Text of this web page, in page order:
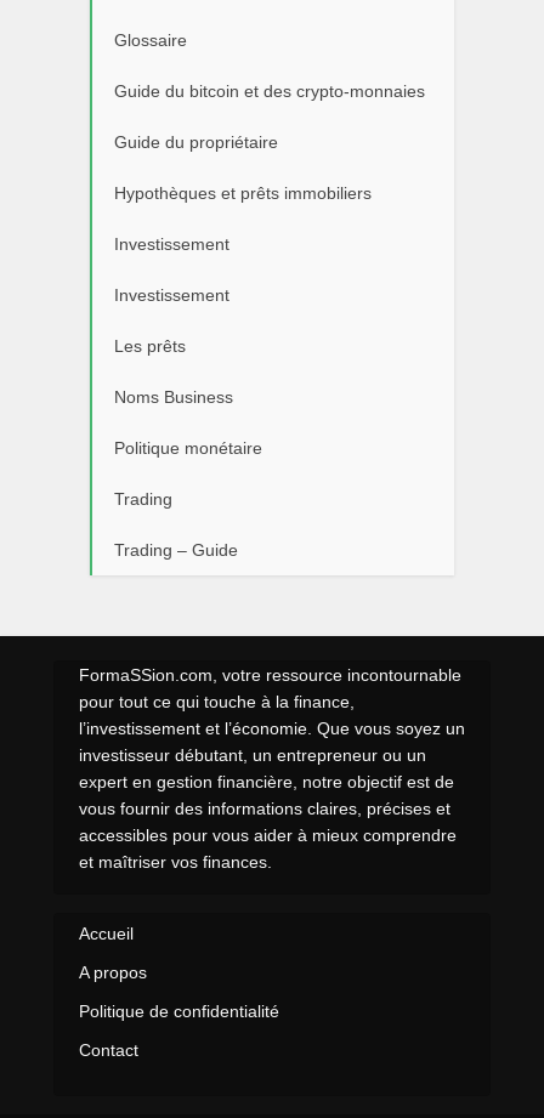
Glossaire
Guide du bitcoin et des crypto-monnaies
Guide du propriétaire
Hypothèques et prêts immobiliers
Investissement
Investissement
Les prêts
Noms Business
Politique monétaire
Trading
Trading – Guide
FormaSSion.com, votre ressource incontournable
pour tout ce qui touche à la finance,
l’investissement et l’économie. Que vous soyez un
investisseur débutant, un entrepreneur ou un
expert en gestion financière, notre objectif est de
vous fournir des informations claires, précises et
accessibles pour vous aider à mieux comprendre
et maîtriser vos finances.
Accueil
A propos
Politique de confidentialité
Contact